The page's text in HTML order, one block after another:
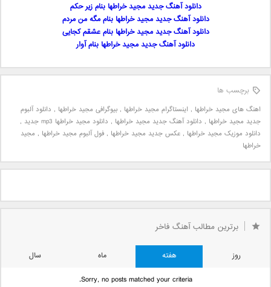
دانلود آهنگ جدید مجید خراطها بنام زیر حکم
دانلود آهنگ جدید مجید خراطها بنام مگه من مردم
دانلود آهنگ جدید مجید خراطها بنام عشقم کجایی
دانلود آهنگ جدید مجید خراطها بنام آوار
برچسب ها
اهنگ های مجید خراطها , اینستاگرام مجید خراطها , بیوگرافی مجید خراطها , دانلود آلبوم
جدید مجید خراطها , دانلود آهنگ جدید مجید خراطها , دانلود مجید خراطها mp3 جدید
,
دانلود موزیک مجید خراطها , عکس جدید مجید خراطها , فول آلبوم مجید خراطها , مجید
خراطها
برترین مطالب آهنگ فاخر
روز هفته ماه
سال
Sorry, no posts matched your criteria.